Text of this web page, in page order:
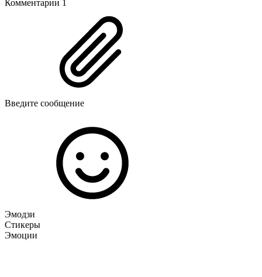
Комментарии 1
Введите сообщение
Эмодзи
Стикеры
Эмоции